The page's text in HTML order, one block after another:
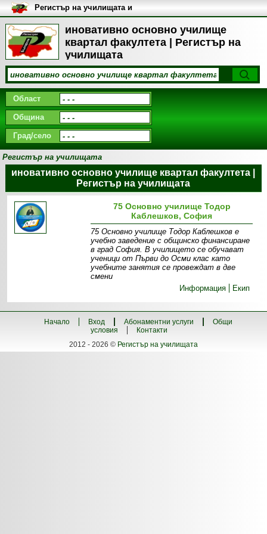
иновативно основно училище
квартал факултета | Регистър на
училищата
Регистър на училищата и
университетите в България
Област
Община
Град/село
Регистър на училищата
иновативно основно училище квартал факултета |
Регистър на училищата
75 Основно училище Тодор
Каблешков, София
75 Основно училище Тодор Каблешков е
учебно заведение с общинско финансиране
в град София. В училището се обучават
ученици от Първи до Осми клас като
учебните занятия се провеждат в две
смени
Информация
Екип
Начало Вход Абонаментни услуги
Общи
условия
Контакти
2012 - 2026 © Регистър на училищата